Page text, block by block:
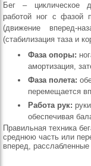
Бег – циклическое
работой ног с фазой
(движение вперед-
(стабилизация таза и
Фаза опоры:
амортизация,
Фаза полета:
перемещается
Работа рук:
обеспечивая
Правильная техника
среднюю часть или
вперед,